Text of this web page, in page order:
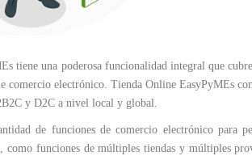
tiene una poderosa funcionalidad integral que
comercio electrónico. Tienda Online EasyPyMEs
y D2C a nivel local y global.
de funciones de comercio electrónico para
como funciones de múltiples tiendas y múltiples